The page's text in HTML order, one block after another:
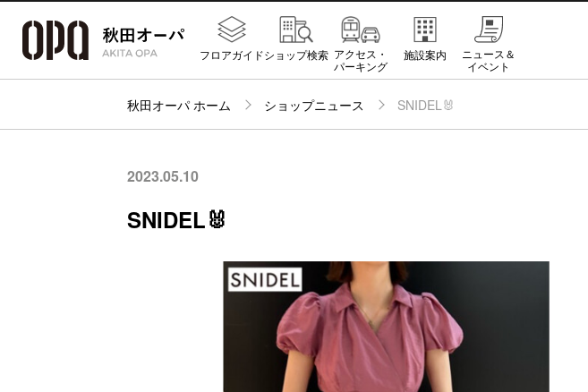
フロアガイドショップ検索 アクセス・
パーキング
施設案内
ニュース＆
イベント
秋田オーパ ホーム ショップニュース SNIDEL🐰
2023.05.10
SNIDEL🐰